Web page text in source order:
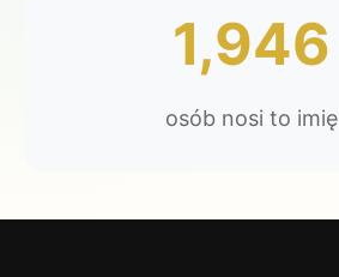
1,946
osób nosi to imię